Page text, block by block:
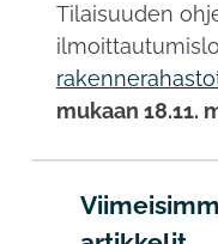
Tilaisuuden
mukaan 18.11.